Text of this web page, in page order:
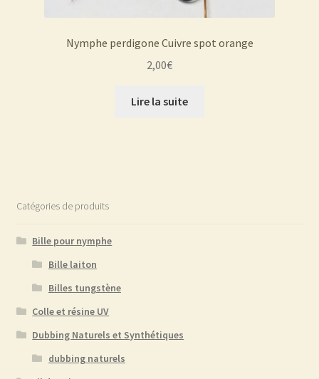
Nymphe perdigone Cuivre spot orange
2,00€
Lire la suite
Catégories de produits
Bille pour nymphe
Bille laiton
Billes tungstène
Colle et résine UV
Dubbing Naturels et Synthétiques
dubbing naturels